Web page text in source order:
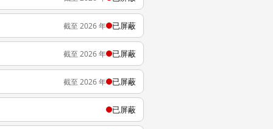
截至 2026 年 已屏蔽
截至 2026 年 已屏蔽
截至 2026 年 已屏蔽
已屏蔽